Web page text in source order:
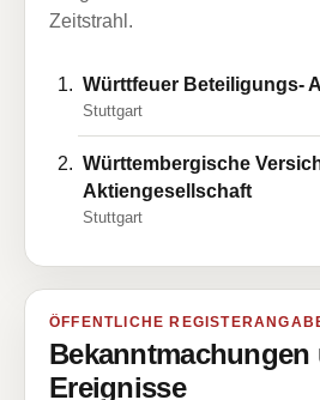
Zeitstrahl.
Württfeuer Beteiligungs-
Stuttgart
Württembergische
Aktiengesellschaft
Stuttgart
ÖFFENTLICHE
Bekanntmachungen
Ereignisse